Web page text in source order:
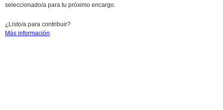
seleccionado/a para tu próximo encargo.
¿Listo/a para contribuir?
Más información